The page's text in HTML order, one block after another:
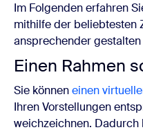
Im Folgenden erfahren
mithilfe der beliebtesten
ansprechender gestalten
Einen Rahmen
Sie könneneinen
Ihren Vorstellungen
weichzeichnen.